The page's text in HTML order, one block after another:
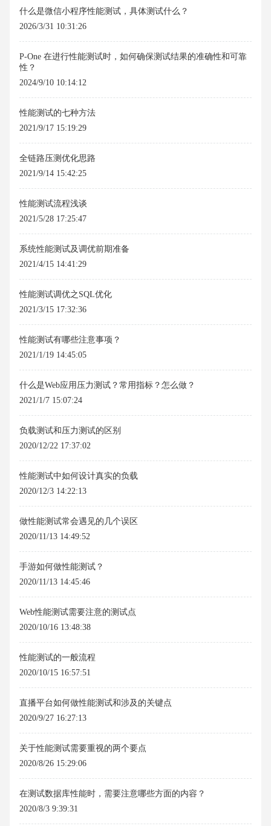
什么是微信小程序性能测试，具体测试什么？
2026/3/31 10:31:26
P-One 在进行性能测试时，如何确保测试结果的准确性和可靠
性？
2024/9/10 10:14:12
性能测试的七种方法
2021/9/17 15:19:29
全链路压测优化思路
2021/9/14 15:42:25
性能测试流程浅谈
2021/5/28 17:25:47
系统性能测试及调优前期准备
2021/4/15 14:41:29
性能测试调优之SQL优化
2021/3/15 17:32:36
性能测试有哪些注意事项？
2021/1/19 14:45:05
什么是Web应用压力测试？常用指标？怎么做？
2021/1/7 15:07:24
负载测试和压力测试的区别
2020/12/22 17:37:02
性能测试中如何设计真实的负载
2020/12/3 14:22:13
做性能测试常会遇见的几个误区
2020/11/13 14:49:52
手游如何做性能测试？
2020/11/13 14:45:46
Web性能测试需要注意的测试点
2020/10/16 13:48:38
性能测试的一般流程
2020/10/15 16:57:51
直播平台如何做性能测试和涉及的关键点
2020/9/27 16:27:13
关于性能测试需要重视的两个要点
2020/8/26 15:29:06
在测试数据库性能时，需要注意哪些方面的内容？
2020/8/3 9:39:31